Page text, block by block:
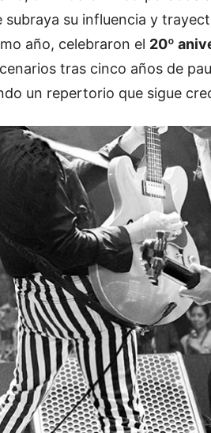
su influencia y
año, celebraron el 20º
tras cinco años de
un repertorio que sigue